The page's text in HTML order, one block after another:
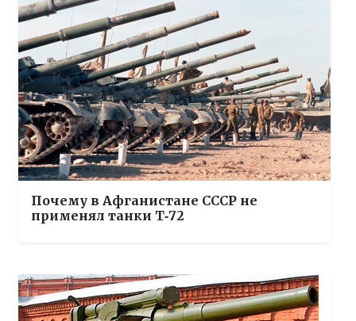
Почему в Афганистане СССР не
применял танки Т‑72